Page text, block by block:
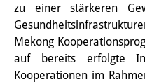
DIJ Working
DIJ Newsletter
DIJ Videos
zu einer stärkeren
Mekong
auf bereits erfolgte
Kooperationen im